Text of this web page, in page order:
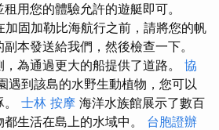
用您的體驗允許的遊艇即可。
加固加勒比海航行之前，請將您的帆
本發送給我們，然後檢查一下。
為通過更大的船提供了道路。 協
遇到該島的水野生動植物，您可以
士林 按摩 海洋水族館展示了數百
生活在島上的水域中。 台胞證辦